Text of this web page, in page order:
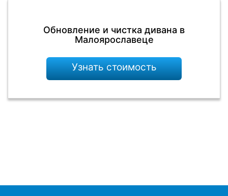
Обновление и чистка дивана в
Малоярославеце
Узнать стоимость